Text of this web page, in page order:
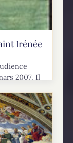
Irénée
2007. Il